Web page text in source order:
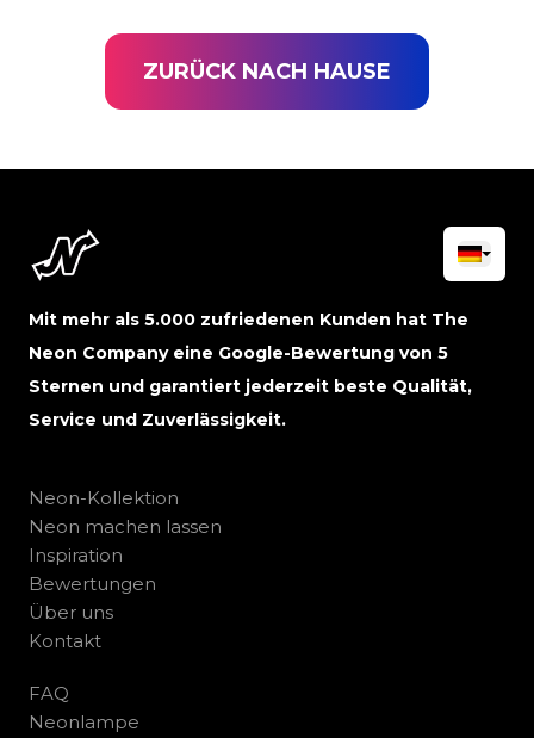
ZURÜCK NACH HAUSE
Mit mehr als 5.000 zufriedenen Kunden hat The
Neon Company eine Google-Bewertung von 5
Sternen und garantiert jederzeit beste Qualität,
Service und Zuverlässigkeit.
Neon-Kollektion
Neon machen lassen
Inspiration
Bewertungen
Über uns
Kontakt
FAQ
Neonlampe